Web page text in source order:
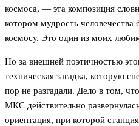
космоса, — эта композиция
котором мудрость человечества
космосу. Это один из моих
Но за внешней поэтичностью
техническая загадка, которую
пор не разгадали. Дело в том,
МКС действительно
ориентация, при которой